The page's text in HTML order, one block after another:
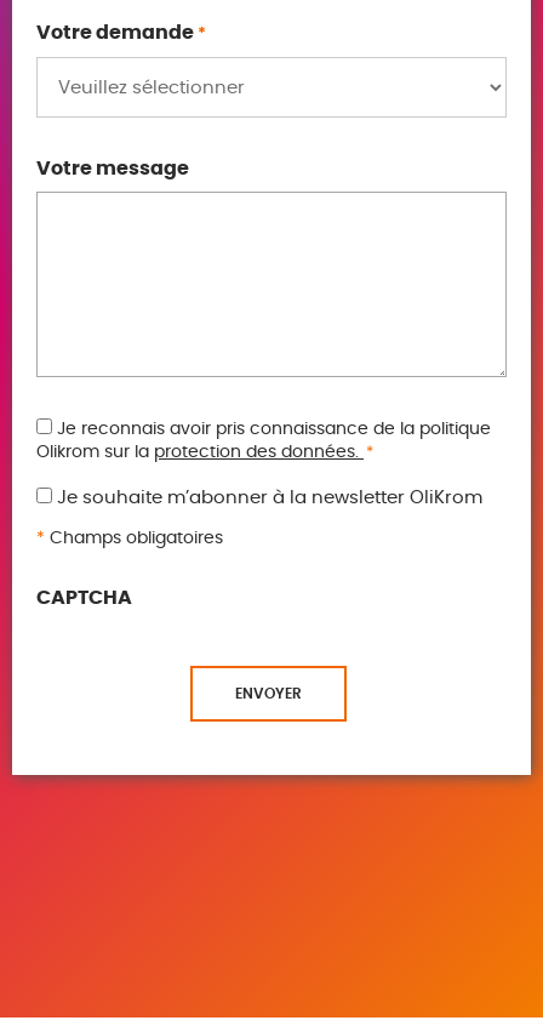
Votre demande *
Votre message
RGPD
*
Je reconnais avoir pris connaissance de la politique
Olikrom sur la protection des données. *
Je souhaite m’abonner à la newsletter OliKrom
* Champs obligatoires
CAPTCHA
ENVOYER